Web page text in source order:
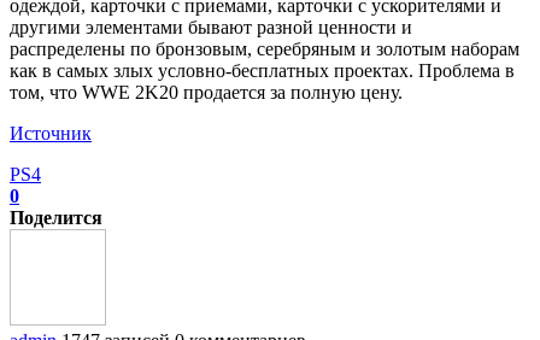
одеждой, карточки с приемами, карточки с ускорителями и
другими элементами бывают разной ценности и
распределены по бронзовым, серебряным и золотым наборам
как в самых злых условно-бесплатных проектах. Проблема в
том, что WWE 2K20 продается за полную цену.
Источник
PS4
0
Поделится